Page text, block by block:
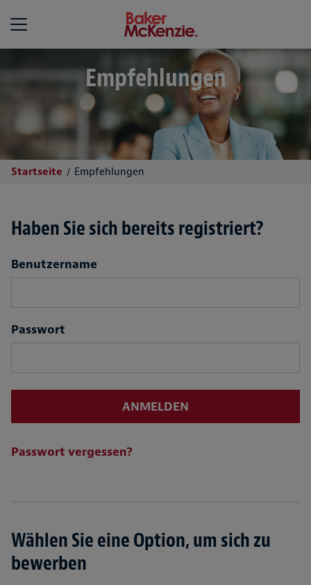
Baker McKenzie
Empfehlungen
Startseite Empfehlungen
Haben Sie sich bereits registriert?
Login
Benutzername
Passwort
ANMELDEN
Passwort vergessen?
Wählen Sie eine Option, um sich zu
bewerben